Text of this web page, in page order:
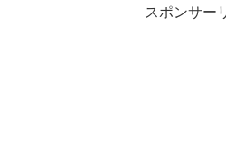
スポンサー